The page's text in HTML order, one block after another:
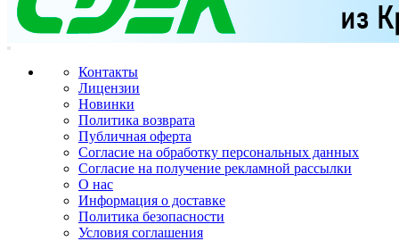
Контакты
Лицензии
Новинки
Политика возврата
Публичная оферта
Согласие на обработку персональных данных
Согласие на получение рекламной рассылки
О нас
Информация о доставке
Политика безопасности
Условия соглашения